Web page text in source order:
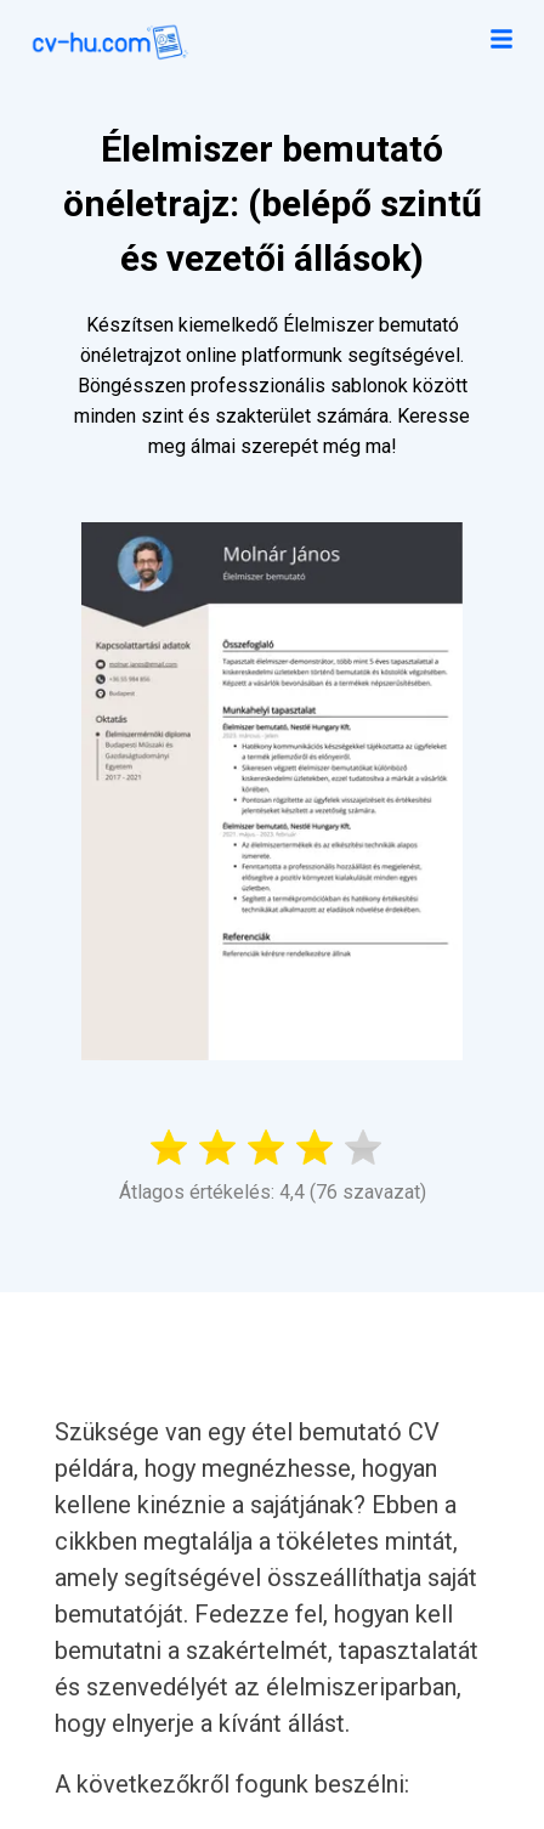
Élelmiszer bemutató
önéletrajz: (belépő szintű
és vezetői állások)
Készítsen kiemelkedő Élelmiszer bemutató
önéletrajzot online platformunk segítségével.
Böngésszen professzionális sablonok között
minden szint és szakterület számára. Keresse
meg álmai szerepét még ma!
Átlagos értékelés: 4,4 (76 szavazat)
Szüksége van egy étel bemutató CV
példára, hogy megnézhesse, hogyan
kellene kinéznie a sajátjának? Ebben a
cikkben megtalálja a tökéletes mintát,
amely segítségével összeállíthatja saját
bemutatóját. Fedezze fel, hogyan kell
bemutatni a szakértelmét, tapasztalatát
és szenvedélyét az élelmiszeriparban,
hogy elnyerje a kívánt állást.
A következőkről fogunk beszélni: